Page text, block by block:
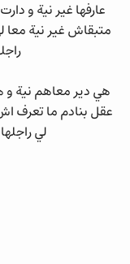
عارفها غير نية و
متبقاش غير نية معا
هي دير معاهم نية و
عقل بنادم ما تعرف
لي